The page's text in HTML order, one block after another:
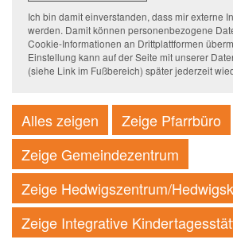
Ich bin damit einverstanden, dass mir externe
werden. Damit können personenbezogene
Cookie-Informationen an Drittplattformen
Einstellung kann auf der Seite mit unserer
(siehe Link im Fußbereich) später jederzeit
Alles zeigen Zeige Pfarrbüro
Zeige Gemeindezentrum
Zeige Hedwigszentrum/
Zeige Integrative